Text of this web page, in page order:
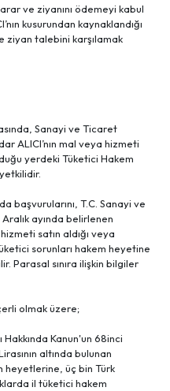
ve ziyanını ödemeyi kabul
kusurundan kaynaklandığı
ziyan talebini karşılamak
Sanayi ve Ticaret
ALICI’nın mal veya hizmeti
yerdeki Tüketici Hakem
başvurularını, T.C. Sanayi ve
ayında belirlenen
satın aldığı veya
sorunları hakem heyetine
Parasal sınıra ilişkin bilgiler
olmak üzere;
Hakkında Kanun'un 68inci
altında bulunan
heyetlerine, üç bin Türk
il tüketici hakem